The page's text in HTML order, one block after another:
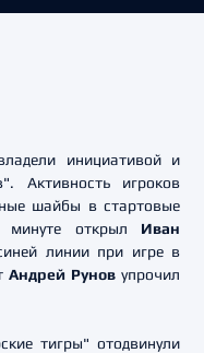
инициативой и
Активность игроков
шайбы в стартовые
открыл
Иван
линии при игре в
Андрей Рунов упрочил
тигры" отодвинули